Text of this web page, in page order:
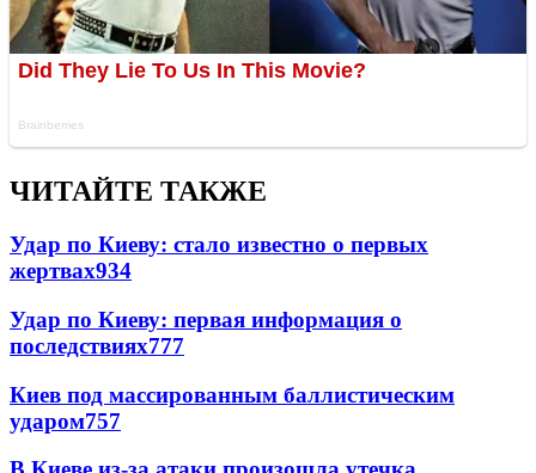
ЧИТАЙТЕ ТАКЖЕ
Удар по Киеву: стало известно о первых
жертвах934
Удар по Киеву: первая информация о
последствиях777
Киев под массированным баллистическим
ударом757